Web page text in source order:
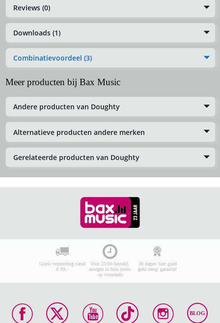
Reviews (0)
Downloads (1)
Combinatievoordeel (3)
Meer producten bij Bax Music
Andere producten van Doughty
Alternatieve producten andere merken
Gerelateerde producten van Doughty
Gratis verzending vanaf
€ 99,-
Voor 23:00 besteld,
morgen in huis (mits
op voorraad)
30 dagen 'niet goed
geld terug' garantie!
BLOG